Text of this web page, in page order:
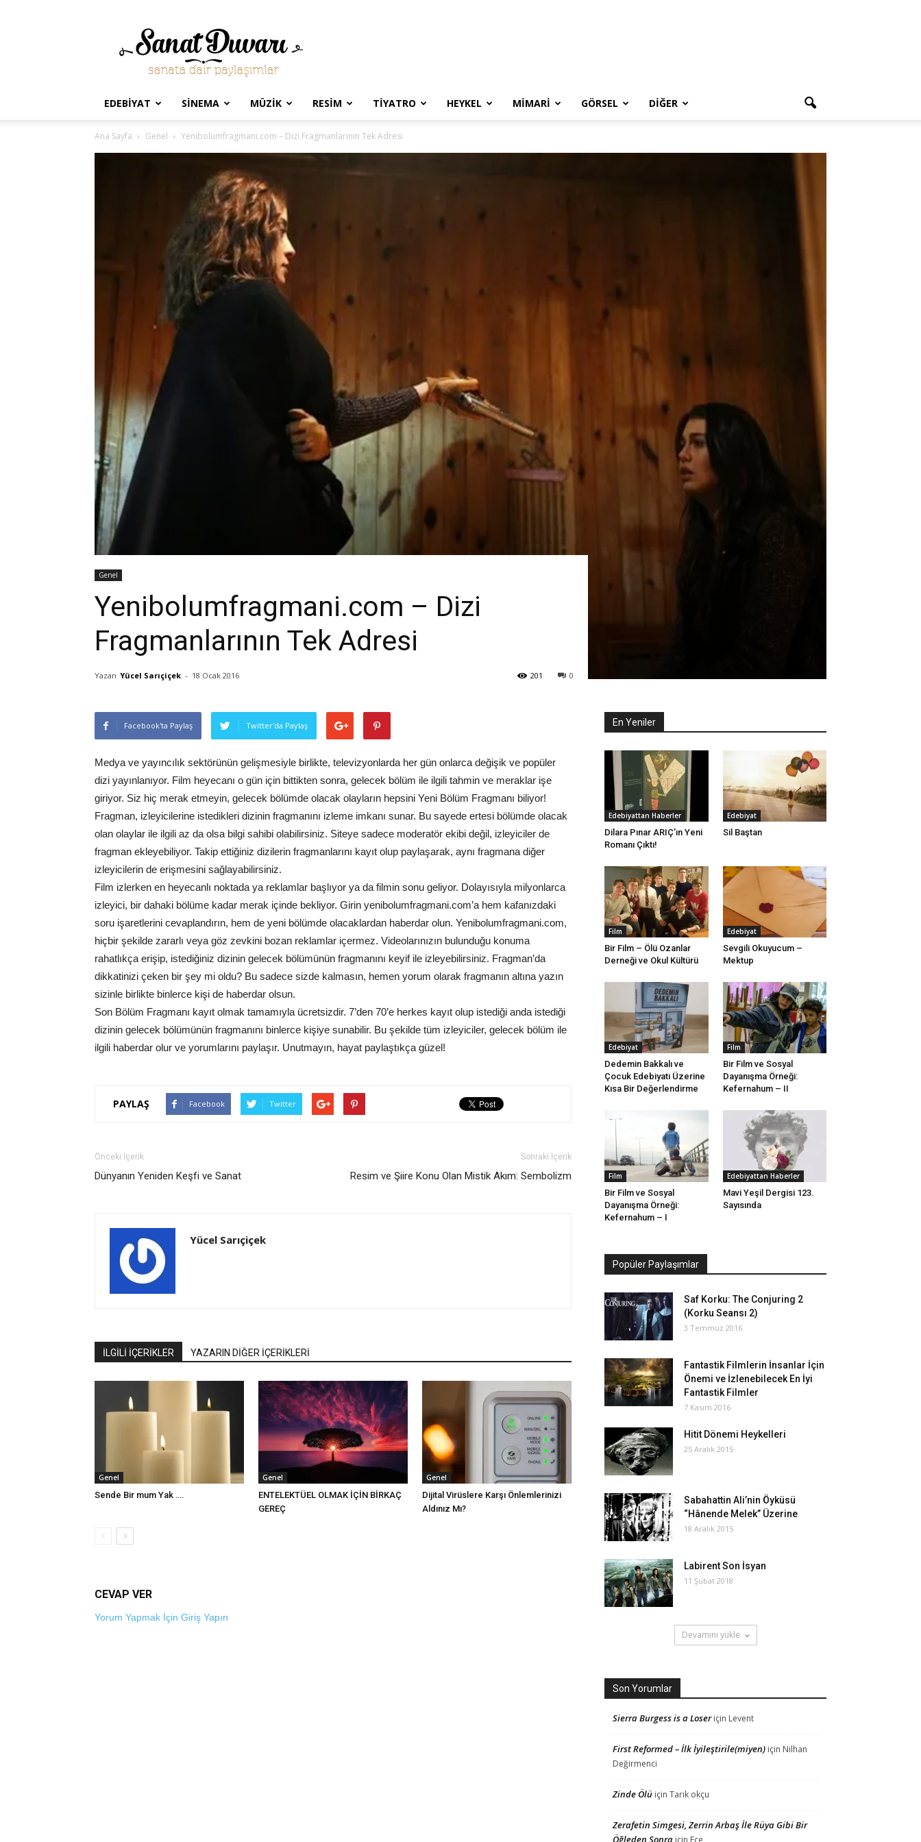
Sanat
Duvarı
EDEBIYAT SINEMA MÜZIK RESIM TIYATRO HEYKEL MIMARI GÖRSEL DIĞER
Ana Sayfa Genel Yenibolumfragmani.com – Dizi Fragmanlarının Tek Adresi
Genel
Yenibolumfragmani.com – Dizi
Fragmanlarının Tek Adresi
Yazan Yücel Sarıçiçek - 18 Ocak 2016 0
201
Facebook'ta Paylaş Twitter'da Paylaş
Medya ve yayıncılık sektörünün gelişmesiyle birlikte, televizyonlarda her gün onlarca değişik ve popüler
dizi yayınlanıyor. Film heyecanı o gün için bittikten sonra, gelecek bölüm ile ilgili tahmin ve meraklar işe
giriyor. Siz hiç merak etmeyin, gelecek bölümde olacak olayların hepsini Yeni Bölüm Fragmanı biliyor!
Fragman, izleyicilerine istedikleri dizinin fragmanını izleme imkanı sunar. Bu sayede ertesi bölümde olacak
olan olaylar ile ilgili az da olsa bilgi sahibi olabilirsiniz. Siteye sadece moderatör ekibi değil, izleyiciler de
fragman ekleyebiliyor. Takip ettiğiniz dizilerin fragmanlarını kayıt olup paylaşarak, aynı fragmana diğer
izleyicilerin de erişmesini sağlayabilirsiniz.
Film izlerken en heyecanlı noktada ya reklamlar başlıyor ya da filmin sonu geliyor. Dolayısıyla milyonlarca
izleyici, bir dahaki bölüme kadar merak içinde bekliyor. Girin yenibolumfragmani.com’a hem kafanızdaki
soru işaretlerini cevaplandırın, hem de yeni bölümde olacaklardan haberdar olun. Yenibolumfragmani.com,
hiçbir şekilde zararlı veya göz zevkini bozan reklamlar içermez. Videolarınızın bulunduğu konuma
rahatlıkça erişip, istediğiniz dizinin gelecek bölümünün fragmanını keyif ile izleyebilirsiniz. Fragman’da
dikkatinizi çeken bir şey mi oldu? Bu sadece sizde kalmasın, hemen yorum olarak fragmanın altına yazın
sizinle birlikte binlerce kişi de haberdar olsun.
Son Bölüm Fragmanı kayıt olmak tamamıyla ücretsizdir. 7’den 70’e herkes kayıt olup istediği anda istediği
dizinin gelecek bölümünün fragmanını binlerce kişiye sunabilir. Bu şekilde tüm izleyiciler, gelecek bölüm ile
ilgili haberdar olur ve yorumlarını paylaşır. Unutmayın, hayat paylaştıkça güzel!
PAYLAŞ Facebook Twitter
Önceki İçerik
Dünyanın Yeniden Keşfi ve Sanat
Sonraki İçerik
Resim ve Şiire Konu Olan Mistik Akım: Sembolizm
Yücel Sarıçiçek
İLGİLİ İÇERİKLER YAZARIN DİĞER İÇERİKLERİ
Genel
Sende Bir mum Yak ….
Genel
ENTELEKTÜEL OLMAK İÇİN BİRKAÇ
GEREÇ
Genel
Dijital Virüslere Karşı Önlemlerinizi
Aldınız Mı?
CEVAP VER
Yorum Yapmak İçin Giriş Yapın
En Yeniler
Edebiyattan Haberler
Dilara Pınar ARIÇ’ın Yeni
Romanı Çıktı!
Edebiyat
Sil Baştan
Film
Bir Film – Ölü Ozanlar
Derneği ve Okul Kültürü
Edebiyat
Sevgili Okuyucum –
Mektup
Edebiyat
Dedemin Bakkalı ve
Çocuk Edebiyatı Üzerine
Kısa Bir Değerlendirme
Film
Bir Film ve Sosyal
Dayanışma Örneği:
Kefernahum – II
Film
Bir Film ve Sosyal
Dayanışma Örneği:
Kefernahum – I
Edebiyattan Haberler
Mavi Yeşil Dergisi 123.
Sayısında
Popüler Paylaşımlar
Saf Korku: The Conjuring 2
(Korku Seansı 2)
3 Temmuz 2016
Fantastik Filmlerin İnsanlar İçin
Önemi ve İzlenebilecek En İyi
Fantastik Filmler
7 Kasım 2016
Hitit Dönemi Heykelleri
25 Aralık 2015
Sabahattin Ali’nin Öyküsü
“Hânende Melek” Üzerine
18 Aralık 2015
Labirent Son İsyan
11 Şubat 2018
Devamını yükle
Son Yorumlar
Sierra Burgess is a Loseriçin Levent
First Reformed – İlk İyileştirile(miyen) için Nilhan
Değirmenci
Zinde Ölü için Tarık okçu
Zerafetin Simgesi, Zerrin Arbaş İle Rüya Gibi Bir
Öğleden Sonra için Ece